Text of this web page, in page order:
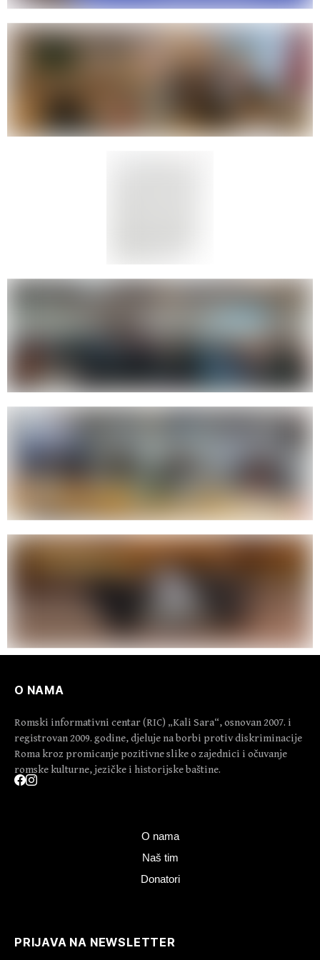
O NAMA
Romski informativni centar (RIC) „Kali Sara“, osnovan 2007. i
registrovan 2009. godine, djeluje na borbi protiv diskriminacije
Roma kroz promicanje pozitivne slike o zajednici i očuvanje
romske kulturne, jezičke i historijske baštine.
O nama
Naš tim
Donatori
PRIJAVA NA NEWSLETTER